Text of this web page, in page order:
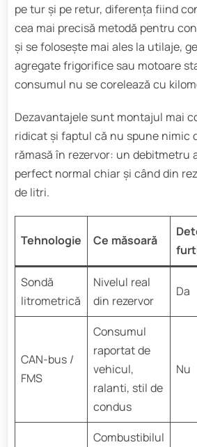
pe tur și pe retur, diferența fiind
cea mai precisă metodă pentru
și se folosește mai ales la utilaje,
agregate frigorifice sau motoare
consumul nu se corelează cu
Dezavantajele sunt montajul mai
ridicat și faptul că nu spune nimic
rămasă în rezervor: un debitmetru
perfect normal chiar și când din
de litri.
Tehnologie Ce măsoară
Sondă
litrometrică
Nivelul real
din rezervor
Da
CAN-bus /
FMS
Consumul
raportat de
vehicul,
ralanti, stil de
condus
Nu
Combustibilul